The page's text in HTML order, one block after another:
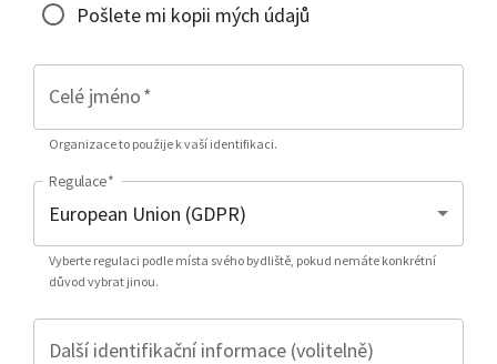
Pošlete mi kopii mých údajů
Celé jméno*
Organizace to použije k vaší identifikaci.
Regulace*
Vyberte regulaci podle místa svého bydliště, pokud nemáte konkrétní
důvod vybrat jinou.
Další identifikační informace (volitelně)